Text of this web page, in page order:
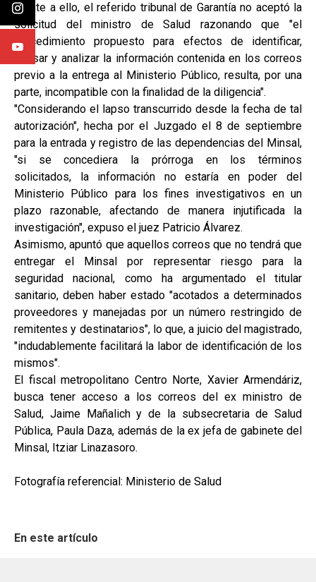
Frente a ello, el referido tribunal de Garantía no aceptó la
solicitud del ministro de Salud razonando que "el
procedimiento propuesto para efectos de identificar,
revisar y analizar la información contenida en los correos
previo a la entrega al Ministerio Público, resulta, por una
parte, incompatible con la finalidad de la diligencia".
"Considerando el lapso transcurrido desde la fecha de tal
autorización", hecha por el Juzgado el 8 de septiembre
para la entrada y registro de las dependencias del Minsal,
"si se concediera la prórroga en los términos
solicitados, la información no estaría en poder del
Ministerio Público para los fines investigativos en un
plazo razonable, afectando de manera injutificada la
investigación", expuso el juez Patricio Álvarez.
Asimismo, apuntó que aquellos correos que no tendrá que
entregar el Minsal por representar riesgo para la
seguridad nacional, como ha argumentado el titular
sanitario, deben haber estado "acotados a determinados
proveedores y manejadas por un número restringido de
remitentes y destinatarios", lo que, a juicio del magistrado,
"indudablemente facilitará la labor de identificación de los
mismos".
El fiscal metropolitano Centro Norte, Xavier Armendáriz,
busca tener acceso a los correos del ex ministro de
Salud, Jaime Mañalich y de la subsecretaria de Salud
Pública, Paula Daza, además de la ex jefa de gabinete del
Minsal, Itziar Linazasoro.
Fotografía referencial: Ministerio de Salud
En este artículo